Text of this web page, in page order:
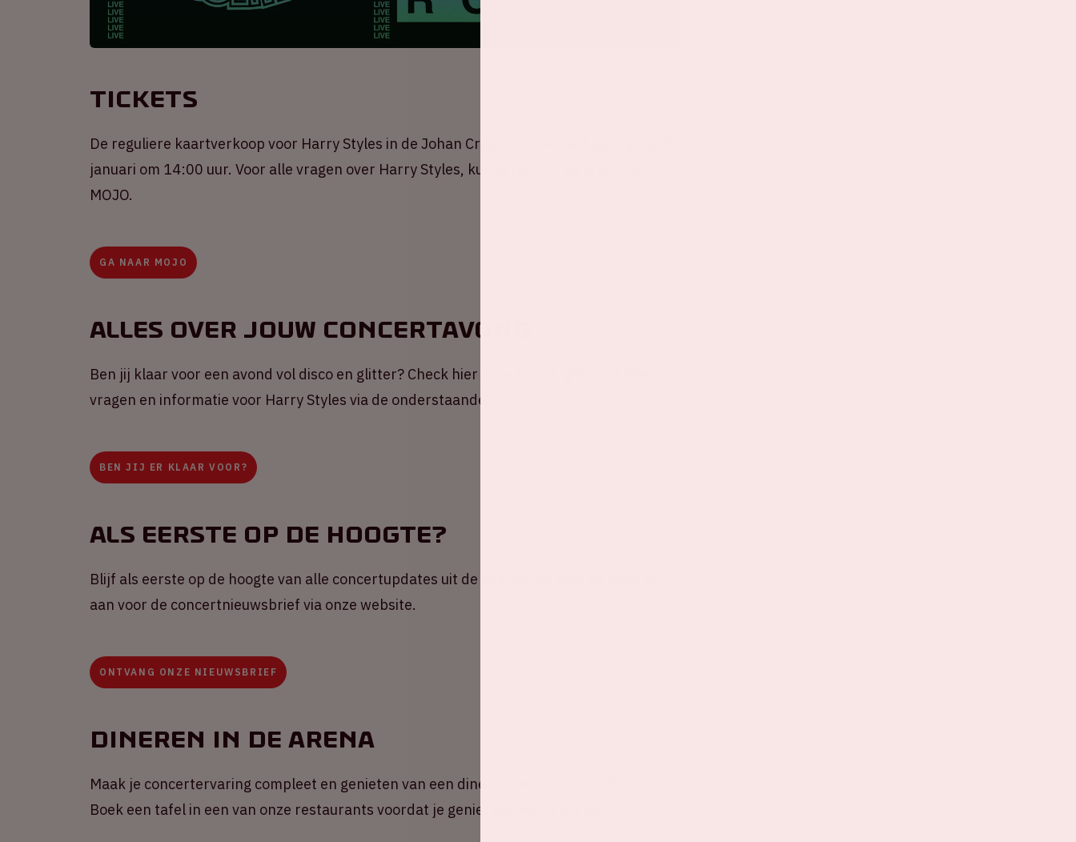
Tickets
De reguliere kaartverkoop voor Harry Styles in de Johan Cruijff ArenA start op vrijdag 30
januari om 14:00 uur. Voor alle vragen over Harry Styles, kun je terecht bij organisator
MOJO.
GA NAAR MOJO
Alles over jouw concertavond
Ben jij klaar voor een avond vol disco en glitter? Check hier jouw ArenA-gids met alle
vragen en informatie voor Harry Styles via de onderstaande button!
BEN JIJ ER KLAAR VOOR?
Als eerste op de hoogte?
Blijf als eerste op de hoogte van alle concertupdates uit de ArenA! Mis niks en meld je
aan voor de concertnieuwsbrief via onze website.
ONTVANG ONZE NIEUWSBRIEF
Dineren in de ArenA
Maak je concertervaring compleet en genieten van een diner in de Johan Cruijff ArenA!
Boek een tafel in een van onze restaurants voordat je geniet van Harry Styles.